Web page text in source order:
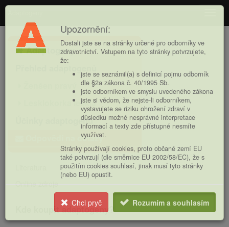
Adaptogeny
Hlavní
nabídkaAdaptogeny
Lesklokorka lesklá
Účinky adaptogenů
Odpovědi na dotazy
Online zdroje
Kde koupit adaptogeny?
Upozornění:
Dostali jste se na stránky určené pro odborníky ve
zdravotnictví. Vstupem na tyto stránky potvrzujete,
že:
jste se seznámil(a) s definicí pojmu odborník
dle §2a zákona č. 40/1995 Sb.
jste odborníkem ve smyslu uvedeného zákona
jste si vědom, že nejste-li odborníkem,
vystavujete se riziku ohrožení zdraví v
důsledku možné nesprávné interpretace
informací a texty zde přístupné nesmíte
využívat.
Stránky používají cookies, proto občané zemí EU
také potvrzují (dle směrnice EU 2002/58/EC), že s
použitím cookies souhlasí, jinak musí tyto stránky
(nebo EU) opustit.
Chci pryč Rozumím a souhlasím